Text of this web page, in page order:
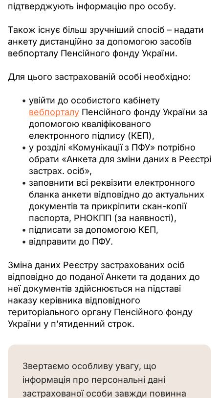
підтверджують інформацію про особу.
Також існує більш зручніший спосіб – надати
анкету дистанційно за допомогою засобів
вебпорталу Пенсійного фонду України.
Для цього застрахованій особі необхідно:
увійти до особистого кабінету
вебпорталу Пенсійного фонду України за
допомогою кваліфікованого
електронного підпису (КЕП),
у розділі «Комунікації з ПФУ» потрібно
обрати «Анкета для зміни даних в Реєстрі
застрах. осіб»,
заповнити всі реквізити електронного
бланка анкети відповідно до актуальних
документів та прикріпити скан-копії
паспорта, РНОКПП (за наявності),
підписати за допомогою КЕП,
відправити до ПФУ.
Зміна даних Реєстру застрахованих осіб
відповідно до поданої Анкети та доданих до
неї документів здійснюється на підставі
наказу керівника відповідного
територіального органу Пенсійного фонду
України у п’ятиденний строк.
Звертаємо особливу увагу, що
інформація про персональні дані
застрахованої особи завжди повинна